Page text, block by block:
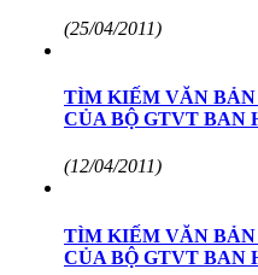
(25/04/2011)
TÌM KIẾM VĂN BẢN
CỦA BỘ GTVT BAN
(12/04/2011)
TÌM KIẾM VĂN BẢN
CỦA BỘ GTVT BAN